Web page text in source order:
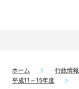
ホーム 行政情報
平成11～15年度